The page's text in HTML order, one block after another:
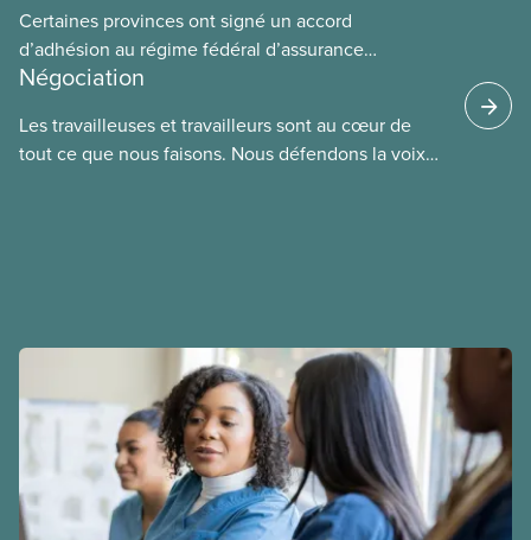
Certaines provinces ont signé un accord
d’adhésion au régime fédéral d’assurance
médicaments. Les sections locales du SCFP dans
régime pourrait avoir sur leurs avantages
sociaux actuels.
Négociation
Les travailleuses et travailleurs sont au cœur de
tout ce que nous faisons. Nous défendons la voix